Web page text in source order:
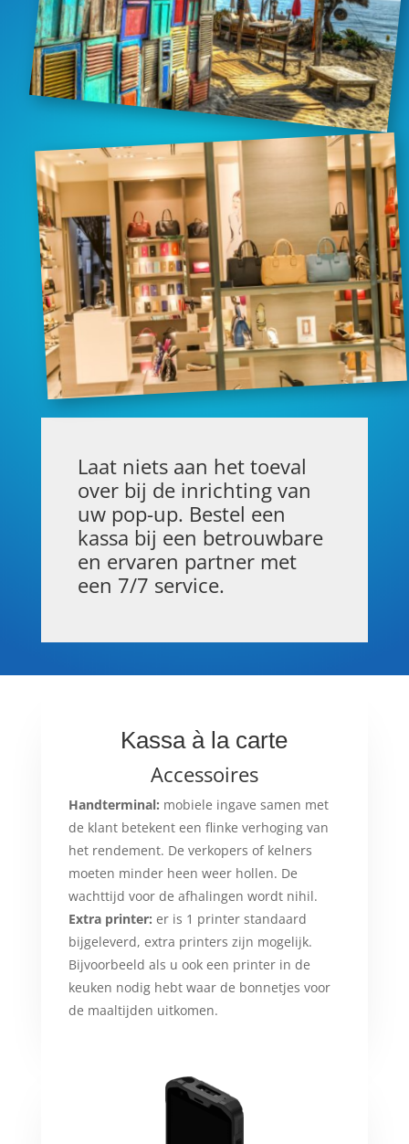
Laat niets aan het toeval
over bij de inrichting van
uw pop-up. Bestel een
kassa bij een betrouwbare
en ervaren partner met
een 7/7 service.
Kassa à la carte
Accessoires
Handterminal: mobiele ingave samen met
de klant betekent een flinke verhoging van
het rendement. De verkopers of kelners
moeten minder heen weer hollen. De
wachttijd voor de afhalingen wordt nihil.
Extra printer: er is 1 printer standaard
bijgeleverd, extra printers zijn mogelijk.
Bijvoorbeeld als u ook een printer in de
keuken nodig hebt waar de bonnetjes voor
de maaltijden uitkomen.